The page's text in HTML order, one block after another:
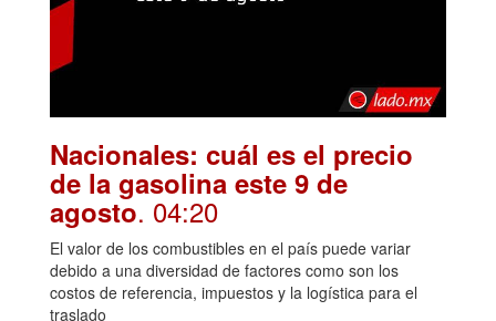
Nacionales: cuál es el precio
de la gasolina este 9 de
agosto. 04:20
El valor de los combustibles en el país puede variar
debido a una diversidad de factores como son los
costos de referencia, impuestos y la logística para el
traslado